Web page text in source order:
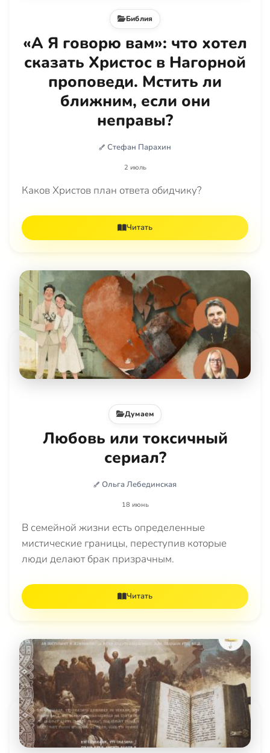
Библия
«А Я говорю вам»: что хотел
сказать Христос в Нагорной
проповеди. Мстить ли
ближним, если они
неправы?
Стефан Парахин
2 июль
Каков Христов план ответа обидчику?
Читать
Думаем
Любовь или токсичный
сериал?
Ольга Лебединская
18 июнь
В семейной жизни есть определенные
мистические границы, переступив которые
люди делают брак призрачным.
Читать